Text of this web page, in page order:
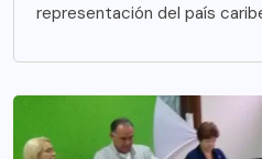
representación del país